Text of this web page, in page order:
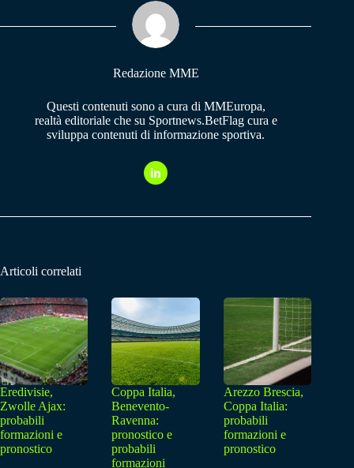
pp m
Redazione MME
Questi contenuti sono a cura di MMEuropa,
realtà editoriale che su Sportnews.BetFlag cura e
sviluppa contenuti di informazione sportiva.
Articoli correlati
Eredivisie,
Zwolle Ajax:
probabili
formazioni e
pronostico
Coppa Italia,
Benevento-
Ravenna:
pronostico e
probabili
formazioni
Arezzo Brescia,
Coppa Italia:
probabili
formazioni e
pronostico